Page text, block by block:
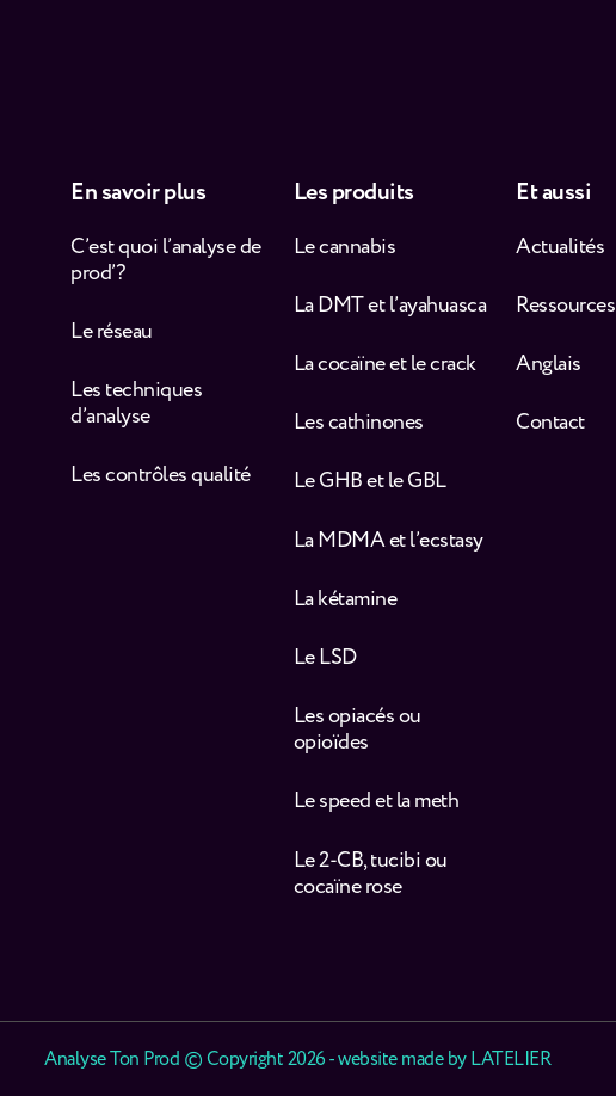
En savoir plus
C’est quoi l’analyse de
prod’ ?
Le réseau
Les techniques
d’analyse
Les contrôles qualité
Les produits
Le cannabis
La DMT et l’ayahuasca
La cocaïne et le crack
Les cathinones
Le GHB et le GBL
La MDMA et l’ecstasy
La kétamine
Le LSD
Les opiacés ou
opioïdes
Le speed et la meth
Le 2-CB, tucibi ou
cocaïne rose
Et aussi
Actualités
Ressources
Anglais
Contact
Analyse Ton Prod © Copyright 2026 - website made byLATELIER